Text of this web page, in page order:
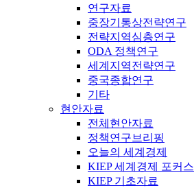
연구자료
중장기통상전략연구
전략지역심층연구
ODA 정책연구
세계지역전략연구
중국종합연구
기타
현안자료
전체현안자료
정책연구브리핑
오늘의 세계경제
KIEP 세계경제 포커스
KIEP 기초자료